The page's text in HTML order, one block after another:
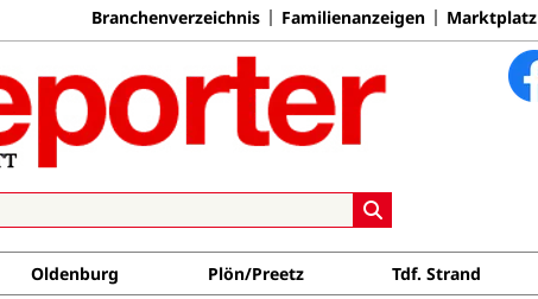
Branchenverzeichnis Familienanzeigen Marktplatz
Oldenburg Plön/Preetz Tdf. Strand